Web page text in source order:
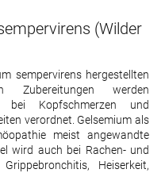
(Wilder
sempervirens hergestellten
Zubereitungen werden
bei Kopfschmerzen und
verordnet. Gelsemium als
meist angewandte
wird auch bei Rachen- und
Heiserkeit,